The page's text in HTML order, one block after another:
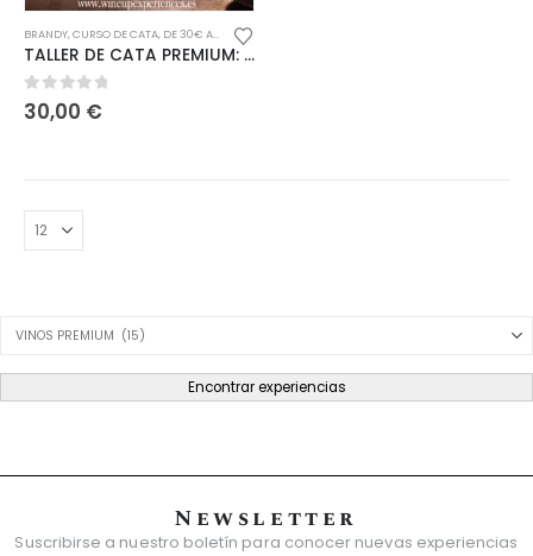
BRANDY,CURSO DE CATA, DE 30€ A 60€ ,DESTILADOS
TALLER DE CATA PREMIUM: EL BRANDY ESPAÑOL
0out of 5
30,00 €
Product Category Dropdown
Encontrar experiencias
Newsletter
Suscribirse a nuestro boletín para conocer nuevas experiencias